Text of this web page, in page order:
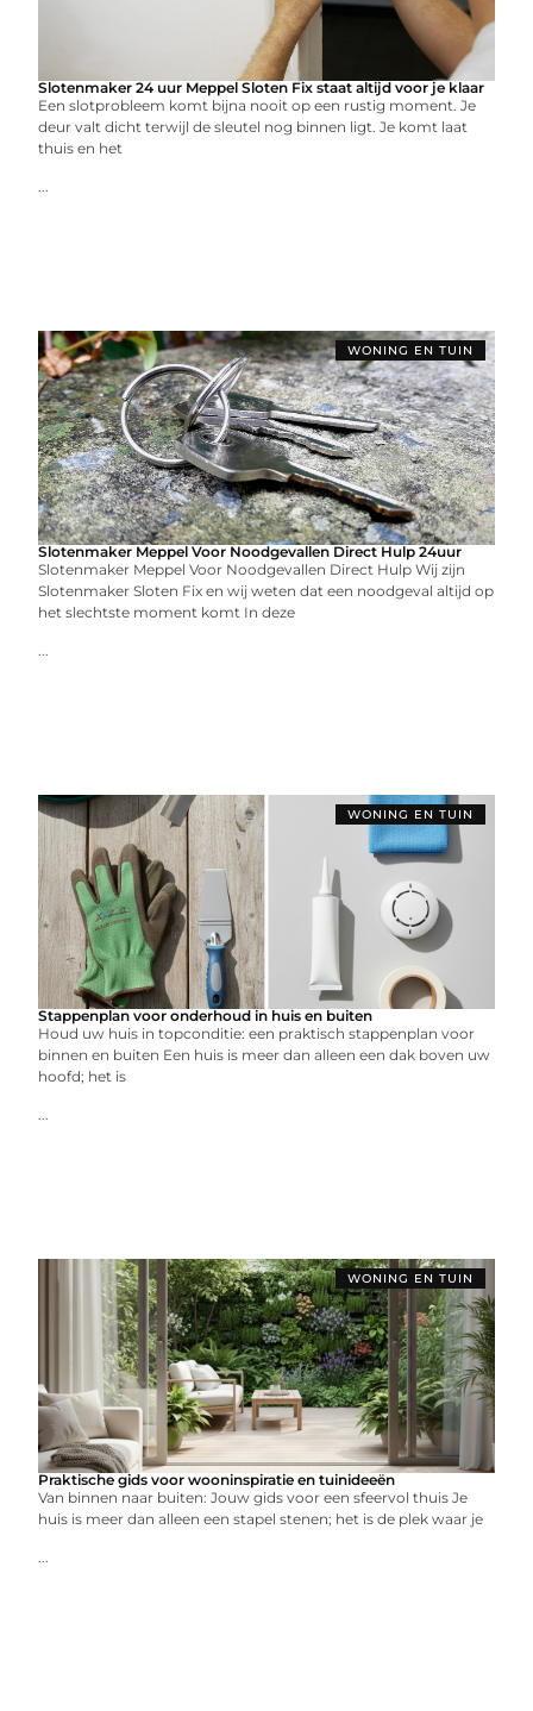
Slotenmaker 24 uur Meppel Sloten Fix staat altijd voor je klaar
Een slotprobleem komt bijna nooit op een rustig moment. Je
deur valt dicht terwijl de sleutel nog binnen ligt. Je komt laat
thuis en het
...
WONING EN TUIN
Slotenmaker Meppel Voor Noodgevallen Direct Hulp 24uur
Slotenmaker Meppel Voor Noodgevallen Direct Hulp Wij zijn
Slotenmaker Sloten Fix en wij weten dat een noodgeval altijd op
het slechtste moment komt In deze
...
WONING EN TUIN
Stappenplan voor onderhoud in huis en buiten
Houd uw huis in topconditie: een praktisch stappenplan voor
binnen en buiten Een huis is meer dan alleen een dak boven uw
hoofd; het is
...
WONING EN TUIN
Praktische gids voor wooninspiratie en tuinideeën
Van binnen naar buiten: Jouw gids voor een sfeervol thuis Je
huis is meer dan alleen een stapel stenen; het is de plek waar je
...